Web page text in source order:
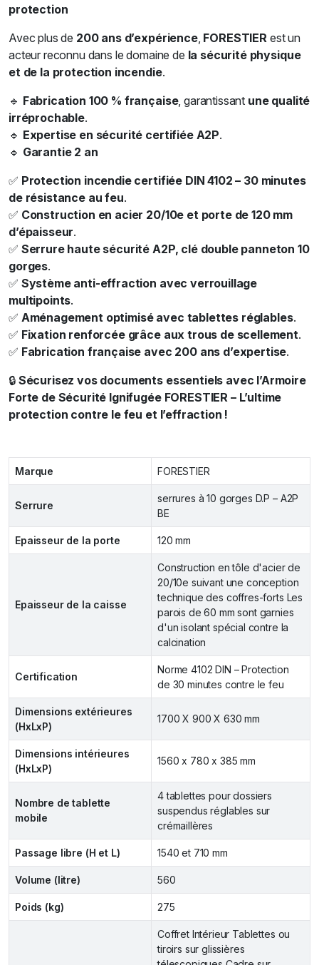
protection
Avec plus de 200 ans d’expérience, FORESTIER est un
acteur reconnu dans le domaine de la sécurité physique
et de la protection incendie.
🔹 Fabrication 100 % française, garantissant une qualité
irréprochable.
🔹 Expertise en sécurité certifiée A2P.
🔹 Garantie 2 an
✅ Protection incendie certifiée DIN 4102 – 30 minutes
de résistance au feu.
✅ Construction en acier 20/10e et porte de 120 mm
d’épaisseur.
✅ Serrure haute sécurité A2P, clé double panneton 10
gorges.
✅ Système anti-effraction avec verrouillage
multipoints.
✅ Aménagement optimisé avec tablettes réglables.
✅ Fixation renforcée grâce aux trous de scellement.
✅ Fabrication française avec 200 ans d’expertise.
🔒 Sécurisez vos documents essentiels avec l’Armoire
Forte de Sécurité Ignifugée FORESTIER – L’ultime
protection contre le feu et l’effraction !
Marque FORESTIER
Serrure
serrures à 10 gorges D.P – A2P
BE
Epaisseur de la porte 120 mm
Epaisseur de la caisse
Construction en tôle d'acier de
20/10e suivant une conception
technique des coffres-forts Les
parois de 60 mm sont garnies
d'un isolant spécial contre la
calcination
Certification
Norme 4102 DIN – Protection
de 30 minutes contre le feu
Dimensions extérieures
(HxLxP)
1700 X 900 X 630 mm
Dimensions intérieures
(HxLxP)
1560 x 780 x 385 mm
Nombre de tablette
mobile
4 tablettes pour dossiers
suspendus réglables sur
crémaillères
Passage libre (H et L) 1540 et 710 mm
Volume (litre) 560
Poids (kg) 275
Coffret Intérieur Tablettes ou
tiroirs sur glissières